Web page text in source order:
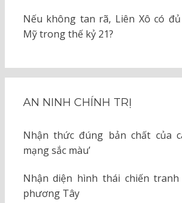
Nếu không tan rã, Liên Xô có
Mỹ trong thế kỷ 21?
AN NINH CHÍNH TRỊ
Nhận thức đúng bản chất của
mạng sắc màu’
Nhận diện hình thái chiến
phương Tây